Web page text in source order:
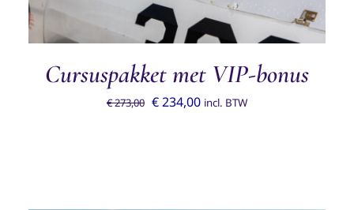
Cursuspakket met VIP-bonus
€273,00 Oorspronkelijke
€234,00Huidige
incl. BTW